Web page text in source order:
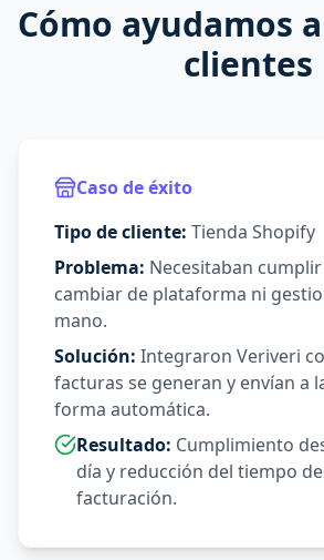
Cómo ayudamos
clientes
Caso de éxito
Tipo de cliente: Tienda Shopify
Problema: Necesitaban
cambiar de plataforma ni
mano.
Solución: Integraron Veriveri
facturas se generan y envían a
forma automática.
Resultado: Cumplimiento
día y reducción del tiempo
facturación.